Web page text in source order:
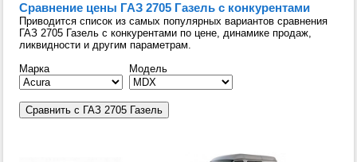
Сравнение цены ГАЗ 2705 Газель с конкурентами
Приводится список из самых популярных вариантов сравнения
ГАЗ 2705 Газель с конкурентами по цене, динамике продаж,
ликвидности и другим параметрам.
Марка
Модель